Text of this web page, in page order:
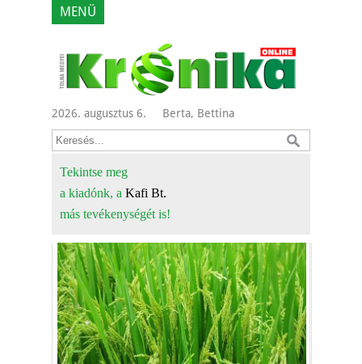
MENÜ
2026. augusztus 6. Berta, Bettina
Tekintse meg
a kiadónk, a Kafi Bt.
más tevékenységét is!